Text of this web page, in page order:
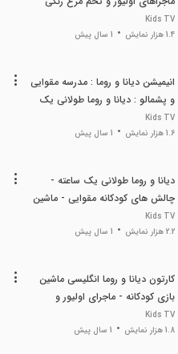
Kids TV
1.4 هزار نمایش
1 سال پیش
انیمیشن دیانا و روما : مدرسه مقوایی
و پشمالو : دیانا و روما طولانی یک
ساعته
Kids TV
1.6 هزار نمایش
1 سال پیش
دیانا و روما طولانی یک ساعته -
چالش های کودکانه مقوایی - ماشین
بازی و هتلداری
Kids TV
2.2 هزار نمایش
1 سال پیش
کارتون دیانا و روما انگلیسی ماشین
بازی کودکانه - ماجرای اولیور و
کارواش ماشین
Kids TV
1.8 هزار نمایش
1 سال پیش